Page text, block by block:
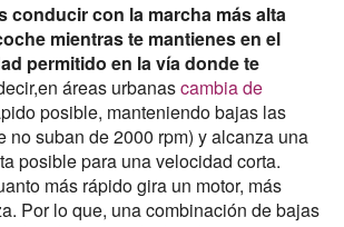
conducir con la marcha más alta
mientras te mantienes en el
permitido en la vía donde te
áreas urbanascambia de
posible, manteniendo bajas las
no suban de 2000 rpm) y alcanza una
posible para una velocidad corta.
más rápido gira un motor, más
Por lo que, una combinación de bajas